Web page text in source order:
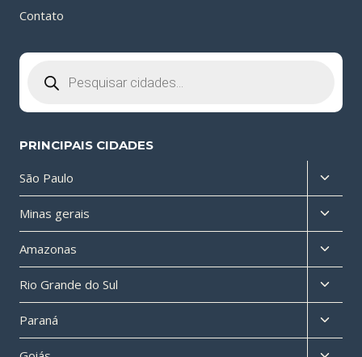
Contato
produtos
PRINCIPAIS CIDADES
São Paulo
menu
filho
Minas gerais
menu
filho
Amazonas
menu
filho
Rio Grande do Sul
menu
filho
Paraná
menu